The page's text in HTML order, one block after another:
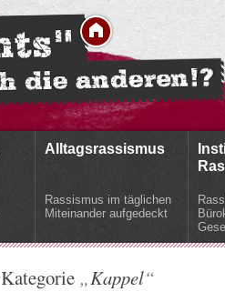
Alltagsrassismus
Rassismus im täglichen
Miteinander aufgedeckt
Kappel